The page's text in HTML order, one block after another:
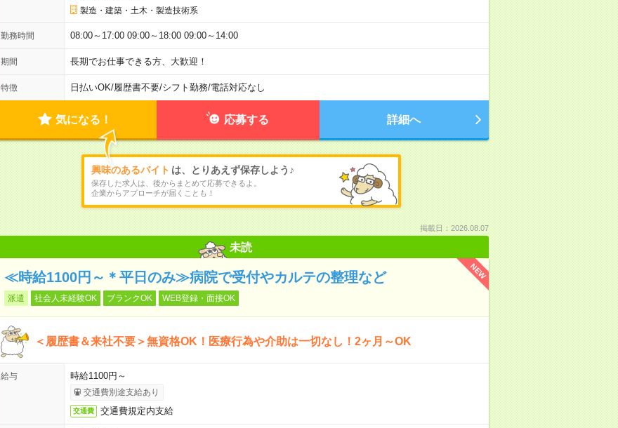
製造・建築・土木・製造技術系
勤務時間 08:00～17:00 09:00～18:00 09:00～14:00
期間 長期でお仕事できる方、大歓迎！
特徴 日払いOK/履歴書不要/シフト勤務/電話対応なし
気になる！ 応募する 詳細へ
興味のあるバイト は、とりあえず保存しよう♪
保存した求人は、後からまとめて応募できるよ。
企業からアプローチが届くことも！
掲載日：2026.08.07
未読
NEW
≪時給1100円～＊平日のみ≫病院で受付やカルテの整理など
派遣 社会人未経験OK ブランクOK WEB登録・面接OK
＜履歴書＆来社不要＞無資格OK！医療行為や介助は一切なし！2ヶ月～OK
給与 時給1100円～
交通費別途支給あり
交通費 交通費規定内支給